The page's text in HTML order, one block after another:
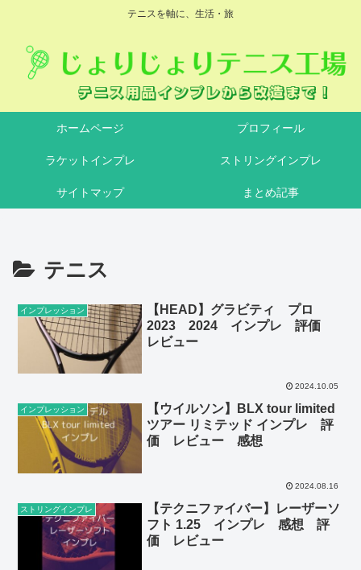
テニスを軸に、生活・旅
ホームページ プロフィール
ラケットインプレ ストリングインプレ
サイトマップ まとめ記事
テニス
インプレッション
【HEAD】グラビティ プロ
2023 2024 インプレ 評価
レビュー
2024.10.05
インプレッション
【ウイルソン】BLX tour limited
ツアー リミテッド インプレ 評
価 レビュー 感想
2024.08.16
ストリングインプレ
【テクニファイバー】レーザーソ
フト 1.25 インプレ 感想 評
価 レビュー